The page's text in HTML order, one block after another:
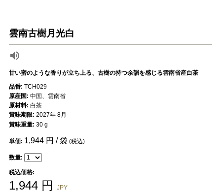
雲南古樹月光白
甘い蜜のような香りが立ち上る、古樹の持つ余韻を感じる雲南省産白茶
品番: TCH029
原産国: 中国、雲南省
原材料: 白茶
賞味期限: 2027年 8月
賞味重量: 30 g
単価: 1,944円 / 袋 (税込)
数量:
税込価格:
1,944円 JPY